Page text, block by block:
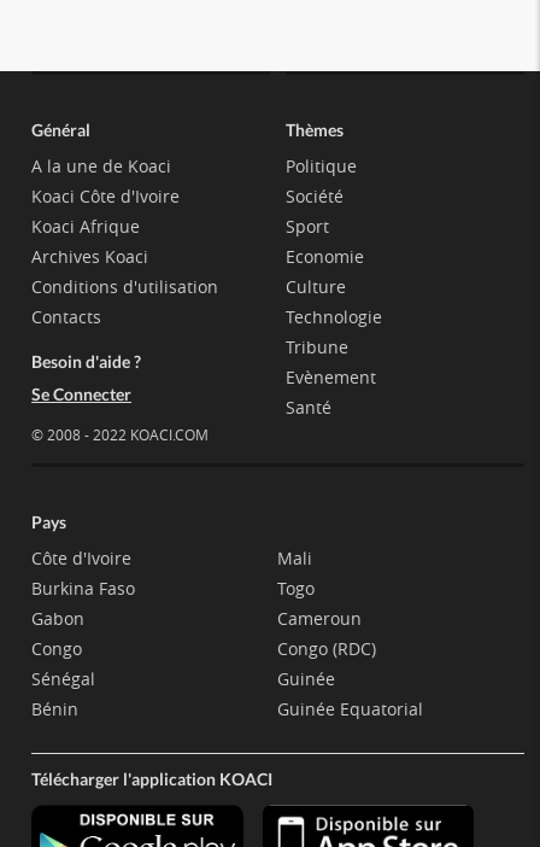
Général
A la une de Koaci
Koaci Côte d'Ivoire
Koaci Afrique
Archives Koaci
Conditions d'utilisation
Contacts
Besoin d'aide ?
Se Connecter
© 2008 - 2022 KOACI.COM
Thèmes
Politique
Société
Sport
Economie
Culture
Technologie
Tribune
Evènement
Santé
Pays
Côte d'Ivoire
Burkina Faso
Gabon
Congo
Sénégal
Bénin
Mali
Togo
Cameroun
Congo (RDC)
Guinée
Guinée Equatorial
Télécharger l'application KOACI